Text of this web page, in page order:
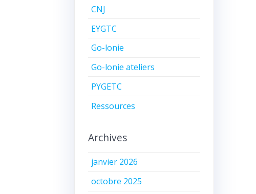
CNJ
EYGTC
Go-lonie
Go-lonie ateliers
PYGETC
Ressources
Archives
janvier 2026
octobre 2025